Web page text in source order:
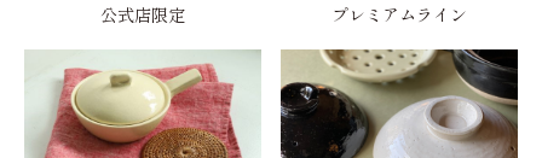
公式店限定 プレミアムライン